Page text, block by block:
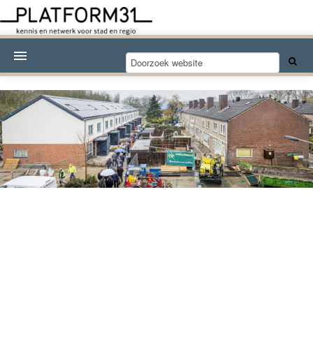
Nieuwsthema's
Kennisdossiers
Over Platform31
Abonneren